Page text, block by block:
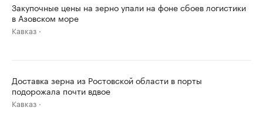
Закупочные цены на зерно упали на фоне сбоев логистики
в Азовском море
Кавказ
Доставка зерна из Ростовской области в порты
подорожала почти вдвое
Кавказ